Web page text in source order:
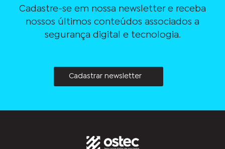
Cadastre-se em nossa newsletter e receba
nossos últimos conteúdos associados a
segurança digital e tecnologia.
Cadastrar newsletter